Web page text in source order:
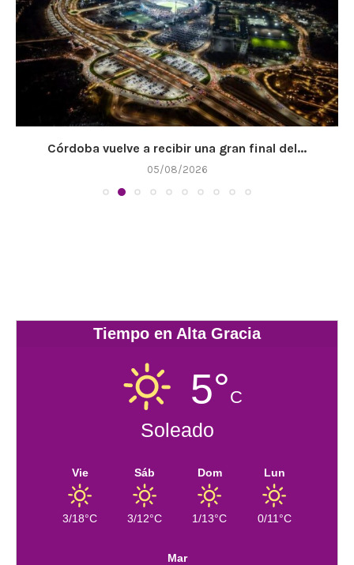
Córdoba vuelve a recibir una gran final del...
05/08/2026
Tiempo en Alta Gracia
5°C
Soleado
Vie
3/18°C
Sáb
3/12°C
Dom
1/13°C
Lun
0/11°C
Mar